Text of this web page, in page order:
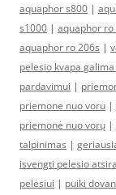
aquaphor s800 |
s1000 | aquaphor ro
aquaphor ro 206s |
pelesio kvapa
pardavimui |
priemone nuo voru |
priemonė nuo vorų |
talpinimas |
isvengti pelesio
pelėsiui | puiki